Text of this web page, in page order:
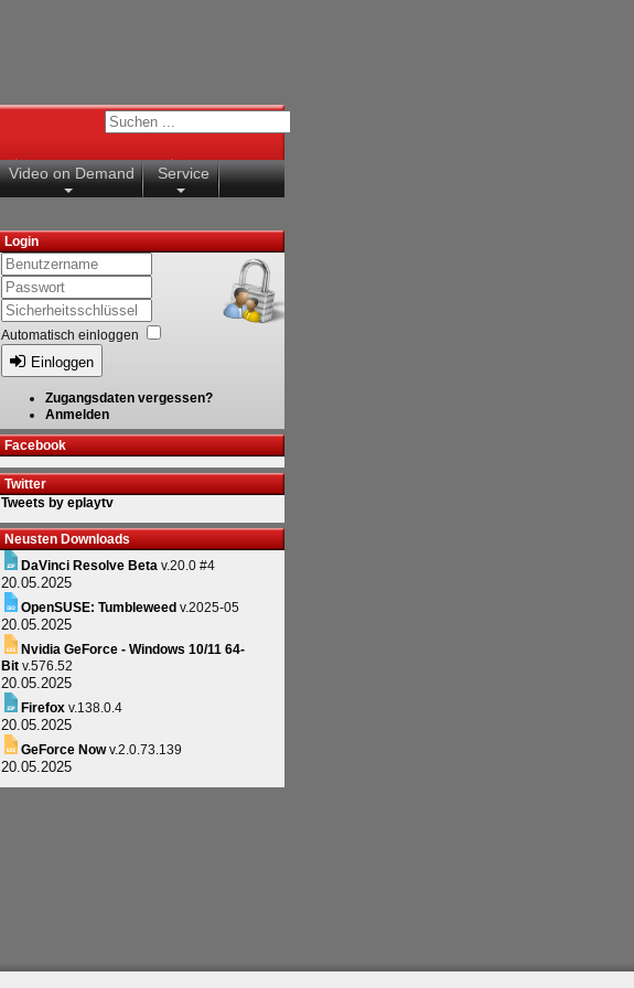
Video on Demand Service
Login
Automatisch einloggen
Einloggen
Zugangsdaten vergessen?
Anmelden
Facebook
Twitter
Tweets by eplaytv
Neusten Downloads
DaVinci Resolve Beta v.20.0 #4
20.05.2025
OpenSUSE: Tumbleweed v.2025-05
20.05.2025
Nvidia GeForce - Windows 10/11 64-
Bit v.576.52
20.05.2025
Firefox v.138.0.4
20.05.2025
GeForce Nowv.2.0.73.139
20.05.2025